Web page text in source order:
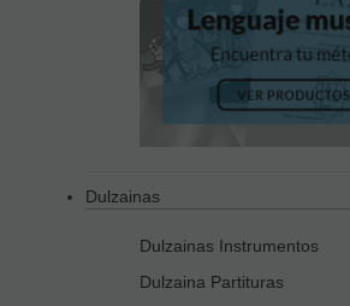
Dulzainas
Dulzainas Instrumentos
Dulzaina Partituras